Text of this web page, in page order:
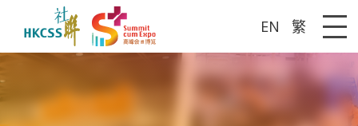
EN 繁